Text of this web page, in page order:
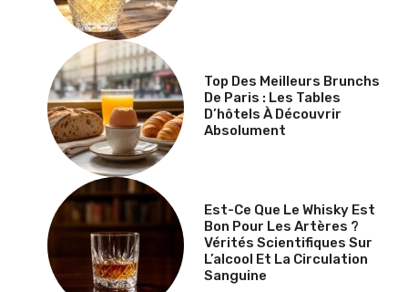
Top Des Meilleurs Brunchs
De Paris : Les Tables
D’hôtels À Découvrir
Absolument
Est-Ce Que Le Whisky Est
Bon Pour Les Artères ?
Vérités Scientifiques Sur
L’alcool Et La Circulation
Sanguine